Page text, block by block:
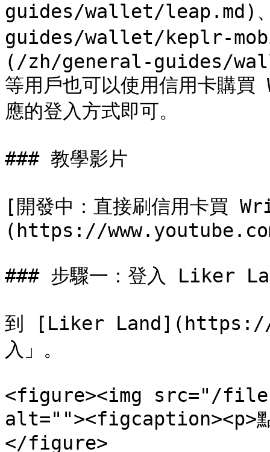
guides/wallet/
guides/wallet/keplr-
(/zh/general-guides/
等用戶也可以使用信用卡購
應的登入方式即可。
### 教學影片
[開發中：直接刷信用卡買
(https://
### 步驟一：登入 Liker
到 [Liker Land](https://
入」。
<figure><img src="/files/
alt=""><figcaption><p>
</figure>